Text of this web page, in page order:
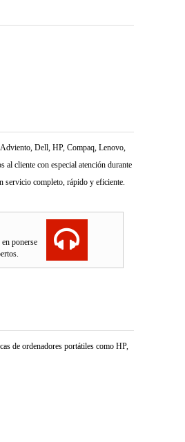
Dell, HP, Compaq, Lenovo,
cliente con especial atención durante
servicio completo, rápido y eficiente.
ponerse
de ordenadores portátiles como HP,